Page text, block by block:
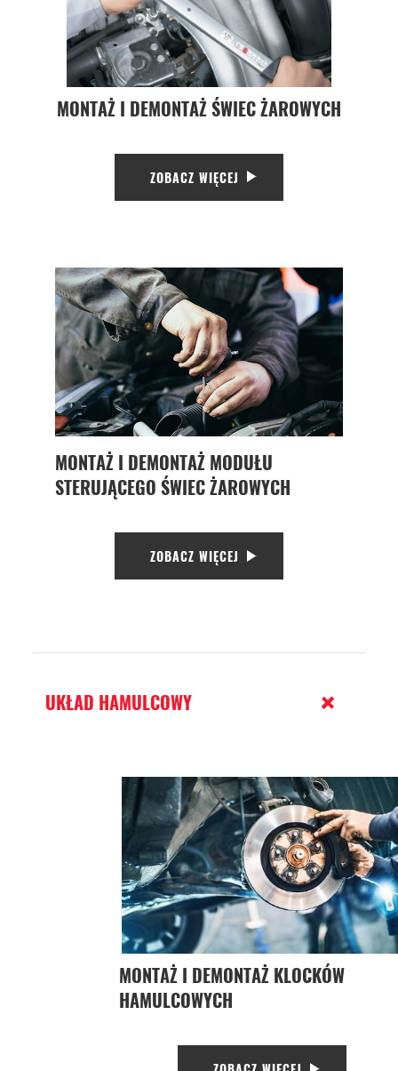
MONTAŻ I DEMONTAŻ ŚWIEC ŻAROWYCH
ZOBACZ WIĘCEJ
MONTAŻ I DEMONTAŻ MODUŁU
STERUJĄCEGO ŚWIEC ŻAROWYCH
ZOBACZ WIĘCEJ
UKŁAD HAMULCOWY
MONTAŻ I DEMONTAŻ KLOCKÓW
HAMULCOWYCH